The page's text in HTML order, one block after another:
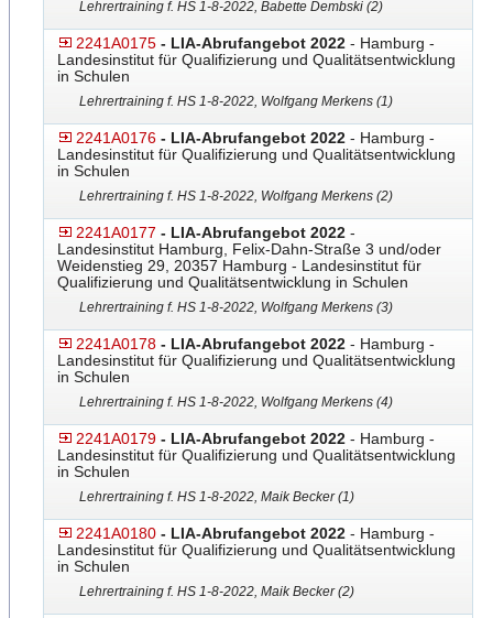
Lehrertraining f. HS 1-8-2022, Babette Dembski (2)
2241A0175 - LIA-Abrufangebot 2022 - Hamburg -
Landesinstitut für Qualifizierung und Qualitätsentwicklung
in Schulen
Lehrertraining f. HS 1-8-2022, Wolfgang Merkens (1)
2241A0176 - LIA-Abrufangebot 2022 - Hamburg -
Landesinstitut für Qualifizierung und Qualitätsentwicklung
in Schulen
Lehrertraining f. HS 1-8-2022, Wolfgang Merkens (2)
2241A0177 - LIA-Abrufangebot 2022 -
Landesinstitut Hamburg, Felix-Dahn-Straße 3 und/oder
Weidenstieg 29, 20357 Hamburg - Landesinstitut für
Qualifizierung und Qualitätsentwicklung in Schulen
Lehrertraining f. HS 1-8-2022, Wolfgang Merkens (3)
2241A0178 - LIA-Abrufangebot 2022 - Hamburg -
Landesinstitut für Qualifizierung und Qualitätsentwicklung
in Schulen
Lehrertraining f. HS 1-8-2022, Wolfgang Merkens (4)
2241A0179 - LIA-Abrufangebot 2022 - Hamburg -
Landesinstitut für Qualifizierung und Qualitätsentwicklung
in Schulen
Lehrertraining f. HS 1-8-2022, Maik Becker (1)
2241A0180 - LIA-Abrufangebot 2022 - Hamburg -
Landesinstitut für Qualifizierung und Qualitätsentwicklung
in Schulen
Lehrertraining f. HS 1-8-2022, Maik Becker (2)